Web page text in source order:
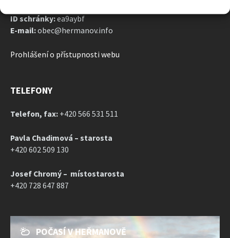
ID schránky:ea9aybf
E-mail:obec@hermanov.info
Prohlášení o přístupnosti webu
TELEFONY
Telefon, fax: +420 566 531 511
Pavla Chadimová – starosta
+420 602 509 130
Josef Chromý – místostarosta
+420 728 647 887
POČASÍ V HEŘMANOVĚ